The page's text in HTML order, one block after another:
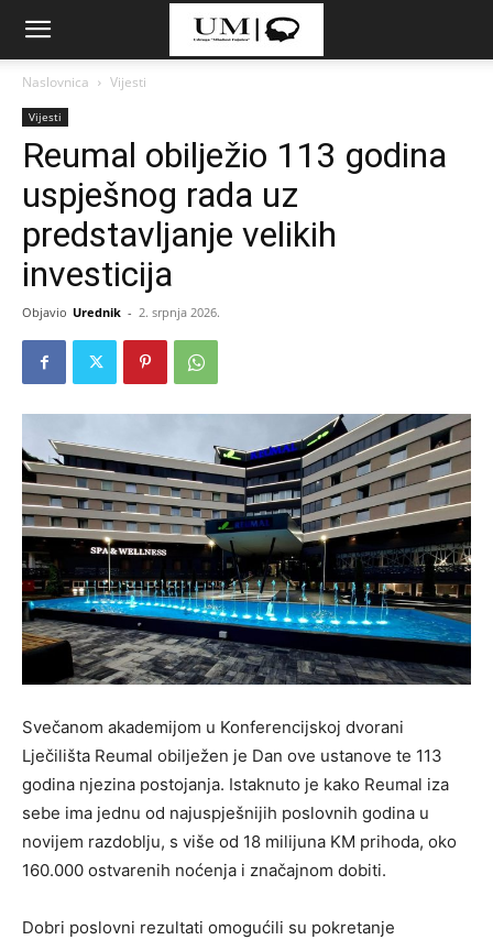
Naslovnica Vijesti
Vijesti
Reumal obilježio 113 godina
uspješnog rada uz
predstavljanje velikih
investicija
Objavio Urednik - 2. srpnja 2026.
Svečanom akademijom u Konferencijskoj dvorani
Lječilišta Reumal obilježen je Dan ove ustanove te 113
godina njezina postojanja. Istaknuto je kako Reumal iza
sebe ima jednu od najuspješnijih poslovnih godina u
novijem razdoblju, s više od 18 milijuna KM prihoda, oko
160.000 ostvarenih noćenja i značajnom dobiti.
Dobri poslovni rezultati omogućili su pokretanje